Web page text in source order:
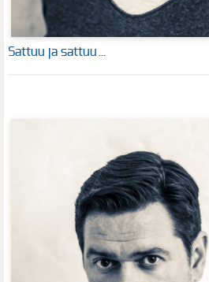
Sattuu ja sattuu…